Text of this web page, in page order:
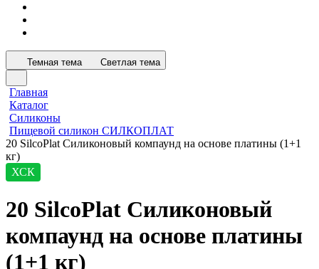
Темная тема Светлая тема
Главная
Каталог
Силиконы
Пищевой силикон СИЛКОПЛАТ
20 SilcoPlat Силиконовый компаунд на основе платины (1+1
кг)
ХСК
20 SilcoPlat Силиконовый
компаунд на основе платины
(1+1 кг)